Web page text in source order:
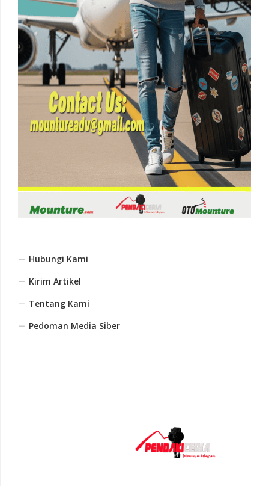
Hubungi Kami
Kirim Artikel
Tentang Kami
Pedoman Media Siber